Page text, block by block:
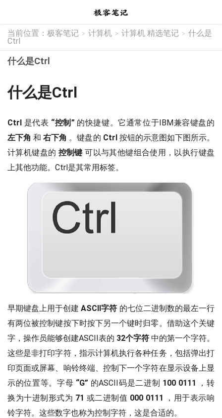
当前位置： 极客笔记 > 计算机 > 计算机 精选笔记 > 什么是
Ctrl
什么是Ctrl
什么是Ctrl
Ctrl 是代表 “控制” 的快捷键。它通常位于IBM兼容键盘的
左下角 和右下角 。键盘的 Ctrl按钮的示意图如下图所示。
计算机键盘的 控制键 可以与其他键组合使用，以执行键盘
上其他功能。Ctrl是其常用标签。
早期键盘上用于创建ASCII字符 的七位二进制数的最左一行
有两位被控制键按下时按下另一个键时归零。借助这个关键
字，操作员能够创建ASCII表的 32个字符 中的第一个字符。
这些是非打印字符，指示计算机执行各种任务，包括弹出打
印页面或屏幕、响铃终端、控制下一个字符在显示设备上显
示的位置等。字母 “G” 的ASCII码是二进制 100 0111 ，转
换为十进制形式为 71 或二进制值 000 0111 ，用于表示响
铃字符。这些数字也称为控制字符，这是合适的。